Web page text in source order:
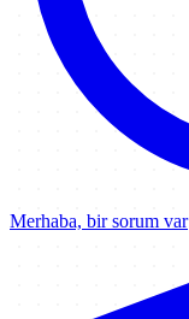
Merhaba, bir sorum var